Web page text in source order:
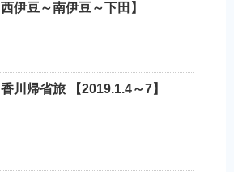
西伊豆～南伊豆～下田】
香川帰省旅 【2019.1.4～7】